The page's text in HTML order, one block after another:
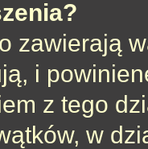
zawierają
i
z tego
w